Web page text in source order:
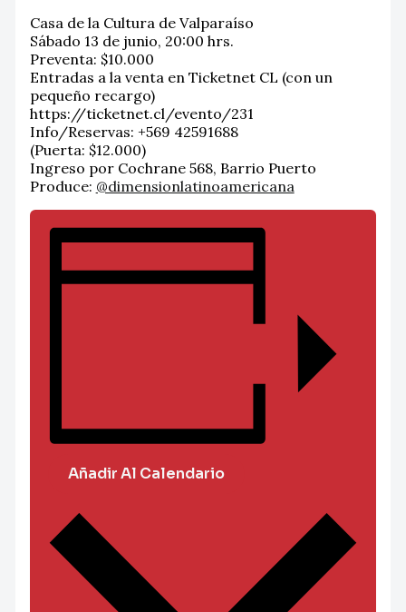
Casa de la Cultura de Valparaíso
Sábado 13 de junio, 20:00 hrs.
Preventa: $10.000
Entradas a la venta en Ticketnet CL (con un
pequeño recargo)
https://ticketnet.cl/evento/231
Info/Reservas: +569 42591688
(Puerta: $12.000)
Ingreso por Cochrane 568, Barrio Puerto
Produce: @dimensionlatinoamericana
Añadir Al Calendario